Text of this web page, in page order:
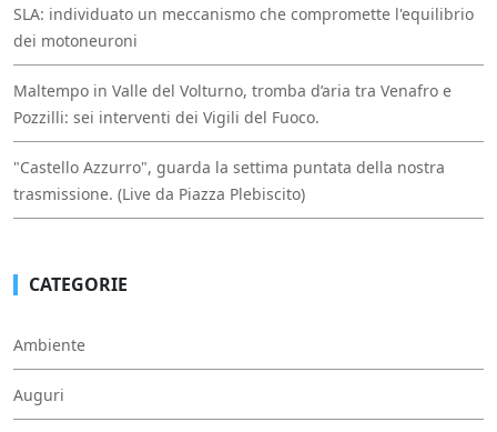
SLA: individuato un meccanismo che compromette l'equilibrio
dei motoneuroni
Maltempo in Valle del Volturno, tromba d’aria tra Venafro e
Pozzilli: sei interventi dei Vigili del Fuoco.
"Castello Azzurro", guarda la settima puntata della nostra
trasmissione. (Live da Piazza Plebiscito)
CATEGORIE
Ambiente
Auguri